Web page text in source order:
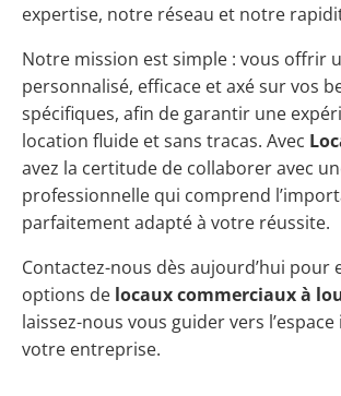
expertise, notre réseau et notre
Notre mission est simple : vous offrir
personnalisé, efficace et axé sur vos
spécifiques, afin de garantir une
location fluide et sans tracas. Avec
avez la certitude de collaborer avec
professionnelle qui comprend
parfaitement adapté à votre réussite.
Contactez-nous dès aujourd’hui pour
options de locaux commerciaux à
laissez-nous vous guider vers
votre entreprise.